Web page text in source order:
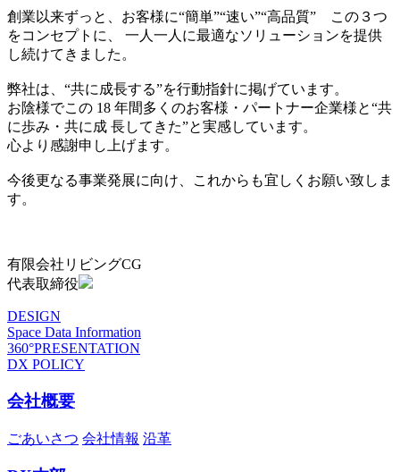
創業以来ずっと、お客様に“簡単”“速い”“高品質” この３つ
をコンセプトに、 一人一人に最適なソリューションを提供
し続けてきました。
弊社は、“共に成長する”を行動指針に掲げています。
お陰様でこの 18 年間多くのお客様・パートナー企業様と“共
に歩み・共に成 長してきた”と実感しています。
心より感謝申し上げます。
今後更なる事業発展に向け、これからも宜しくお願い致しま
す。
有限会社リビングCG
代表取締役
DESIGN
Space Data Information
360°PRESENTATION
DX POLICY
会社概要
ごあいさつ 会社情報 沿革